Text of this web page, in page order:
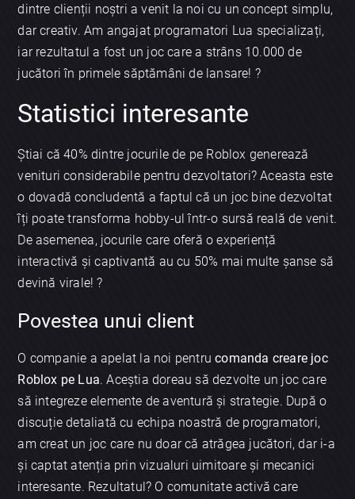
dintre clienții noștri a venit la noi cu un concept simplu,
dar creativ. Am angajat programatori Lua specializați,
iar rezultatul a fost un joc care a strâns 10.000 de
jucători în primele săptămâni de lansare! ?
Statistici interesante
Știai că 40% dintre jocurile de pe Roblox generează
venituri considerabile pentru dezvoltatori? Aceasta este
o dovadă concludentă a faptul că un joc bine dezvoltat
îți poate transforma hobby-ul într-o sursă reală de venit.
De asemenea, jocurile care oferă o experiență
interactivă și captivantă au cu 50% mai multe șanse să
devină virale! ?
Povestea unui client
O companie a apelat la noi pentrucomanda creare joc
Roblox pe Lua. Aceștia doreau să dezvolte un joc care
să integreze elemente de aventură și strategie. După o
discuție detaliată cu echipa noastră de programatori,
am creat un joc care nu doar că atrăgea jucători, dar i-a
și captat atenția prin vizualuri uimitoare și mecanici
interesante. Rezultatul? O comunitate activă care